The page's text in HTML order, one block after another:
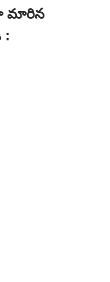
మారిన
: